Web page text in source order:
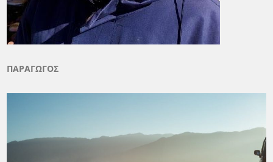
ΠΑΡΑΓΩΓΟΣ